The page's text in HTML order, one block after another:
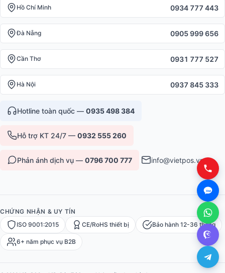
Hồ Chí Minh 0934 777 443
Đà Nẵng 0905 999 656
Cần Thơ 0931 777 527
Hà Nội 0937 845 333
Hotline toàn quốc — 0935 498 384
Hỗ trợ KT 24/7 — 0932 555 260
Phản ánh dịch vụ — 0796 700 777 info@vietpos.vn
CHỨNG NHẬN & UY TÍN
ISO 9001:2015
CE/RoHS thiết bị Bảo hành 12-36 tháng
6+ năm phục vụ B2B